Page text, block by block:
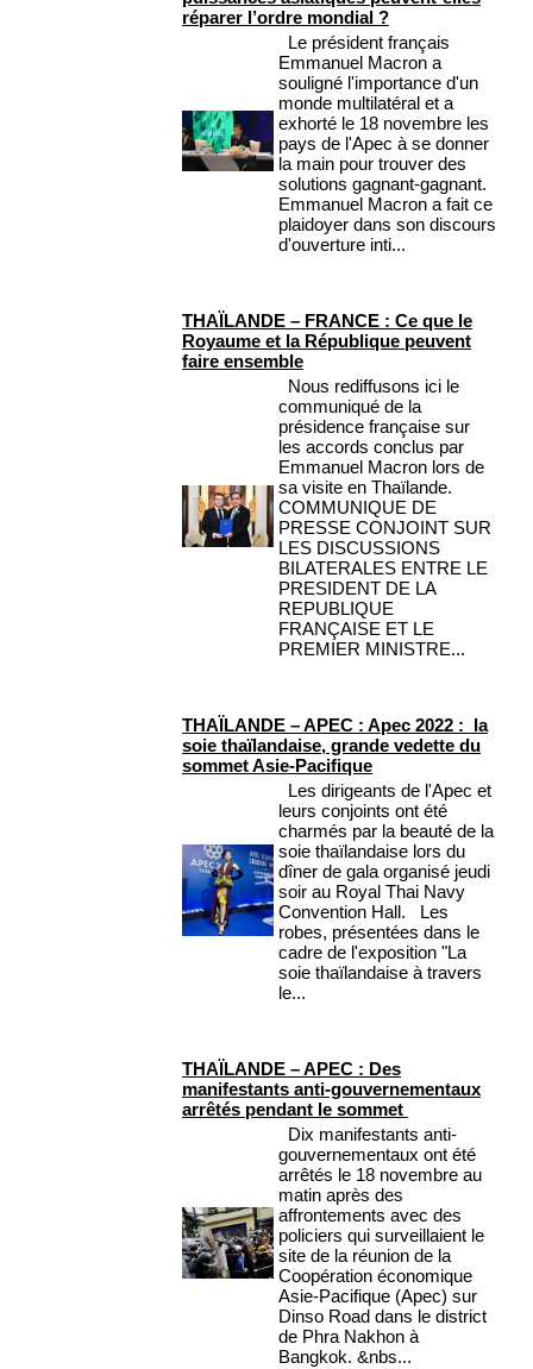
réparer l’ordre mondial ?
Le président français
Emmanuel Macron a
souligné l'importance d'un
monde multilatéral et a
exhorté le 18 novembre les
pays de l'Apec à se donner
la main pour trouver des
solutions gagnant-gagnant.
Emmanuel Macron a fait ce
plaidoyer dans son discours
d'ouverture inti...
THAÏLANDE – FRANCE : Ce que le
Royaume et la République peuvent
faire ensemble
Nous rediffusons ici le
communiqué de la
présidence française sur
les accords conclus par
Emmanuel Macron lors de
sa visite en Thaïlande.
COMMUNIQUE DE
PRESSE CONJOINT SUR
LES DISCUSSIONS
BILATERALES ENTRE LE
PRESIDENT DE LA
REPUBLIQUE
FRANÇAISE ET LE
PREMIER MINISTRE...
THAÏLANDE – APEC : Apec 2022 : la
soie thaïlandaise, grande vedette du
sommet Asie-Pacifique
Les dirigeants de l'Apec et
leurs conjoints ont été
charmés par la beauté de la
soie thaïlandaise lors du
dîner de gala organisé jeudi
soir au Royal Thai Navy
Convention Hall. Les
robes, présentées dans le
cadre de l'exposition "La
soie thaïlandaise à travers
le...
THAÏLANDE – APEC : Des
manifestants anti-gouvernementaux
arrêtés pendant le sommet
Dix manifestants anti-
gouvernementaux ont été
arrêtés le 18 novembre au
matin après des
affrontements avec des
policiers qui surveillaient le
site de la réunion de la
Coopération économique
Asie-Pacifique (Apec) sur
Dinso Road dans le district
de Phra Nakhon à
Bangkok. &nbs...